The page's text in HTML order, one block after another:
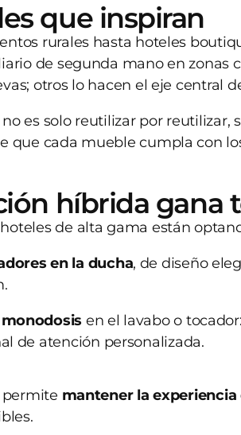
que inspiran
rurales hasta hoteles
de segunda mano en zonas
otros lo hacen el eje central
es solo reutilizar por reutilizar,
que cada mueble cumpla con
híbrida gana
de alta gama están
en la ducha, de diseño
en el lavabo o
de atención personalizada.
permite mantener la experiencia